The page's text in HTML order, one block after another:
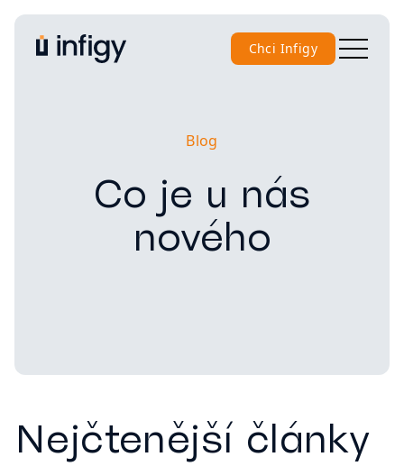
Chci Infigy
Blog
Co je u nás
nového
Nejčtenější články